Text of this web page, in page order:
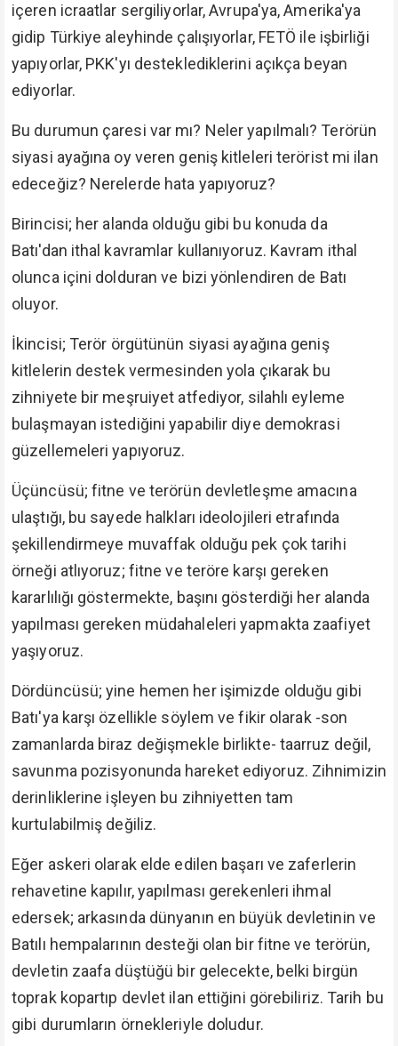
içeren icraatlar sergiliyorlar, Avrupa'ya, Amerika'ya
gidip Türkiye aleyhinde çalışıyorlar, FETÖ ile işbirliği
yapıyorlar, PKK'yı desteklediklerini açıkça beyan
ediyorlar.
Bu durumun çaresi var mı? Neler yapılmalı? Terörün
siyasi ayağına oy veren geniş kitleleri terörist mi ilan
edeceğiz? Nerelerde hata yapıyoruz?
Birincisi; her alanda olduğu gibi bu konuda da
Batı'dan ithal kavramlar kullanıyoruz. Kavram ithal
olunca içini dolduran ve bizi yönlendiren de Batı
oluyor.
İkincisi; Terör örgütünün siyasi ayağına geniş
kitlelerin destek vermesinden yola çıkarak bu
zihniyete bir meşruiyet atfediyor, silahlı eyleme
bulaşmayan istediğini yapabilir diye demokrasi
güzellemeleri yapıyoruz.
Üçüncüsü; fitne ve terörün devletleşme amacına
ulaştığı, bu sayede halkları ideolojileri etrafında
şekillendirmeye muvaffak olduğu pek çok tarihi
örneği atlıyoruz; fitne ve teröre karşı gereken
kararlılığı göstermekte, başını gösterdiği her alanda
yapılması gereken müdahaleleri yapmakta zaafiyet
yaşıyoruz.
Dördüncüsü; yine hemen her işimizde olduğu gibi
Batı'ya karşı özellikle söylem ve fikir olarak -son
zamanlarda biraz değişmekle birlikte- taarruz değil,
savunma pozisyonunda hareket ediyoruz. Zihnimizin
derinliklerine işleyen bu zihniyetten tam
kurtulabilmiş değiliz.
Eğer askeri olarak elde edilen başarı ve zaferlerin
rehavetine kapılır, yapılması gerekenleri ihmal
edersek; arkasında dünyanın en büyük devletinin ve
Batılı hempalarının desteği olan bir fitne ve terörün,
devletin zaafa düştüğü bir gelecekte, belki birgün
toprak kopartıp devlet ilan ettiğini görebiliriz. Tarih bu
gibi durumların örnekleriyle doludur.